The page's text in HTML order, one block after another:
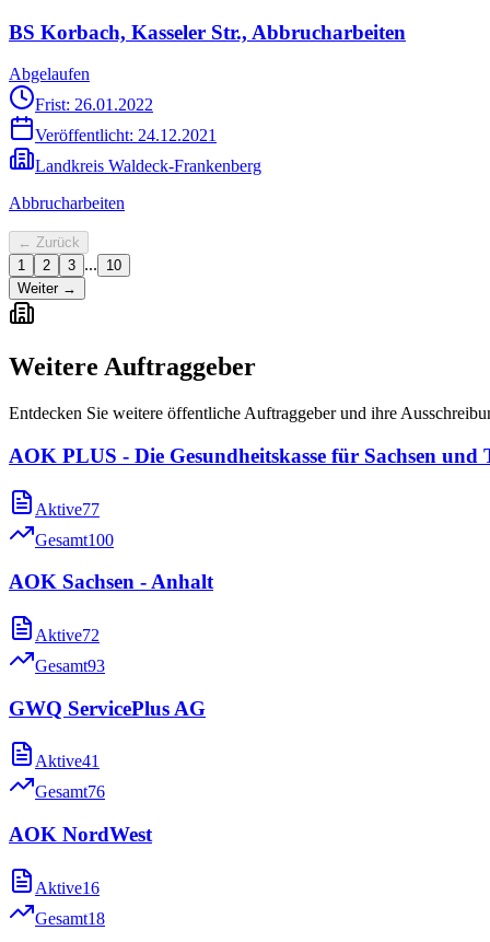
BS Korbach, Kasseler Str., Abbrucharbeiten
Abgelaufen
Frist: 26.01.2022
Veröffentlicht: 24.12.2021
Landkreis Waldeck-Frankenberg
Abbrucharbeiten
← Zurück
1
2 3 ...
10
Weiter →
Weitere Auftraggeber
Entdecken Sie weitere öffentliche Auftraggeber und ihre
AOK PLUS - Die Gesundheitskasse für Sachsen und
Aktive77
Gesamt100
AOK Sachsen - Anhalt
Aktive72
Gesamt93
GWQ ServicePlus AG
Aktive41
Gesamt76
AOK NordWest
Aktive16
Gesamt18